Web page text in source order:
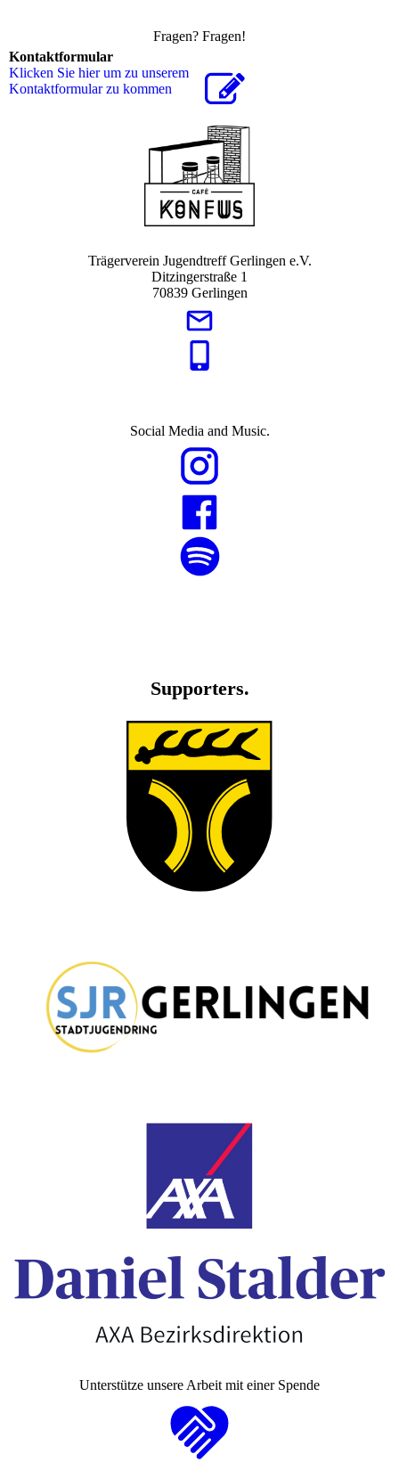
Fragen? Fragen!
Kontaktformular
Klicken Sie hier um zu unserem
Kon­takt­for­mu­lar zu kommen
Trägerverein Jugendtreff Gerlingen e.V.
Ditzingerstraße 1
70839 Gerlingen
Social Media and Music.
Supporters.
Unterstütze unsere Arbeit mit einer Spende